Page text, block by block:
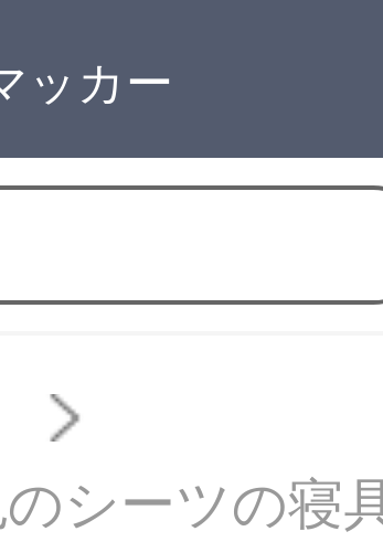
ッカー
シーツの寝